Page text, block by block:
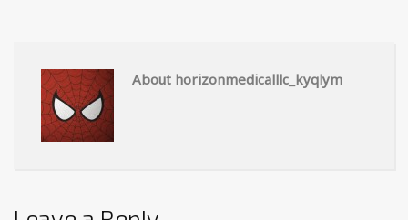
About horizonmedicalllc_kyqlym